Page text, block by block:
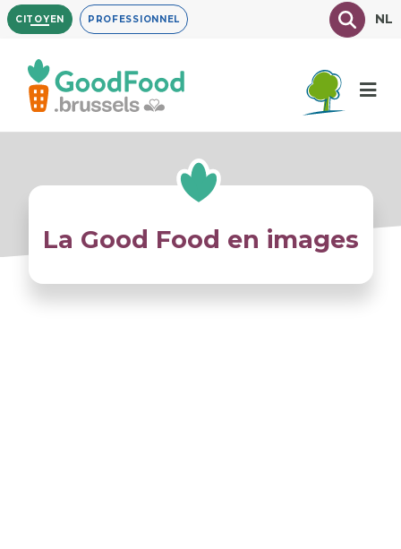
Aller
au
contenu
principal
CITOYEN PROFESSIONNEL TexteNL
La Good Food en images